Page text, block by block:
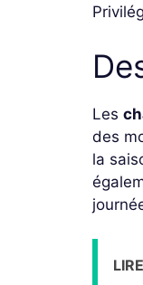
Les
des
la
LIRE